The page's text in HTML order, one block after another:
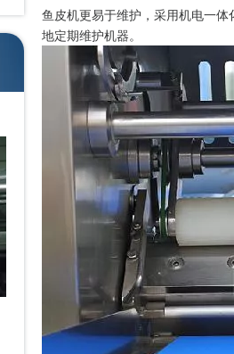
鱼皮机更易于维护，采用机电一
地定期维护机器。